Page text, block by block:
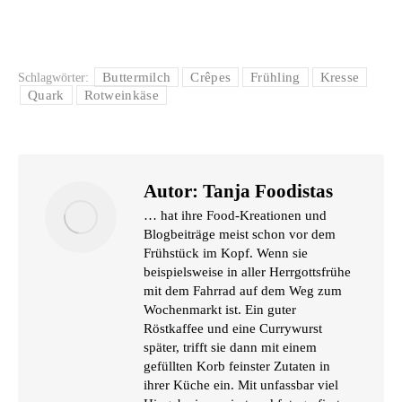
Schlagwörter: Buttermilch Crêpes Frühling
Kresse
Quark
Rotweinkäse
Autor: Tanja Foodistas
… hat ihre Food-Kreationen und
Blogbeiträge meist schon vor dem
Frühstück im Kopf. Wenn sie
beispielsweise in aller Herrgottsfrühe
mit dem Fahrrad auf dem Weg zum
Wochenmarkt ist. Ein guter
Röstkaffee und eine Currywurst
später, trifft sie dann mit einem
gefüllten Korb feinster Zutaten in
ihrer Küche ein. Mit unfassbar viel